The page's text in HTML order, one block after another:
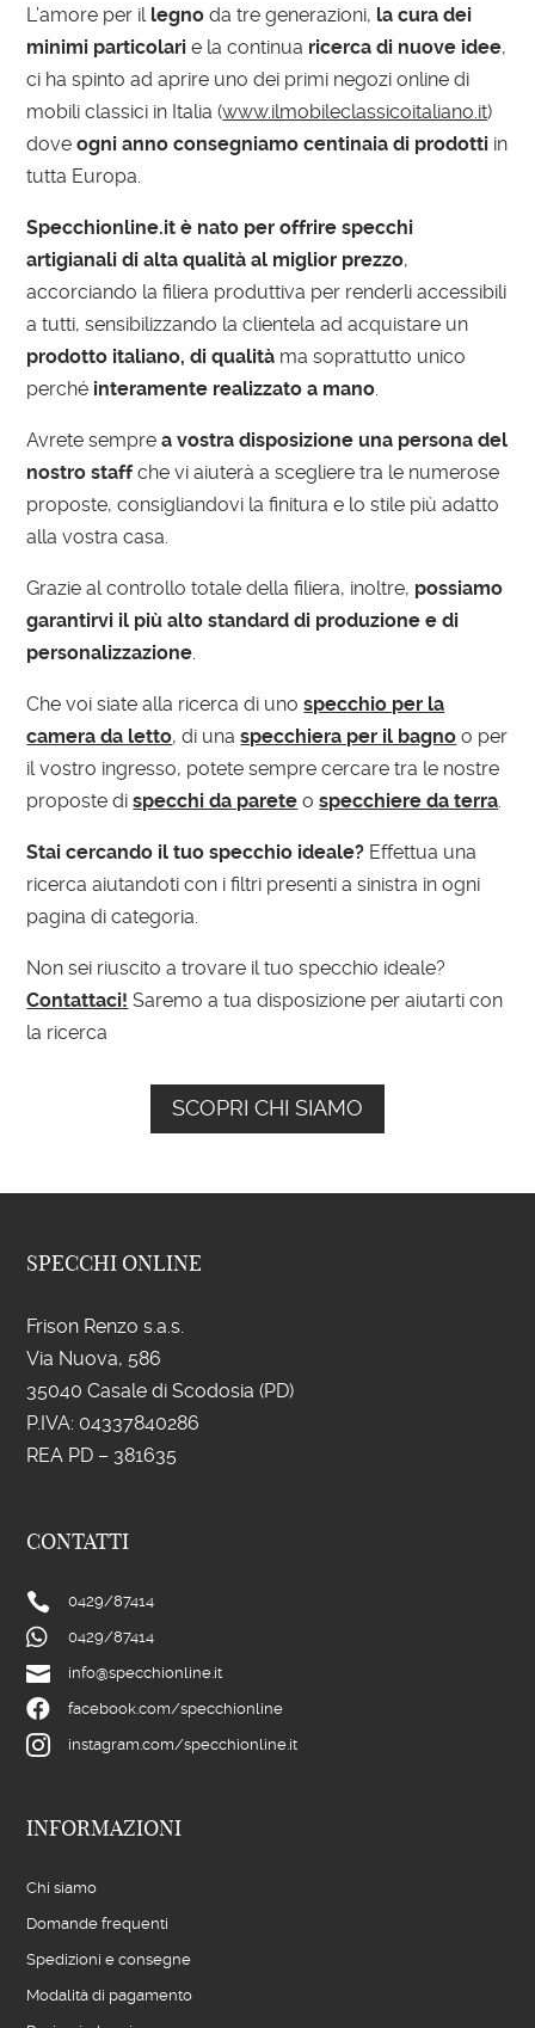
L’amore per il legno da tre generazioni, la cura dei
minimi particolari e la continua ricerca di nuove idee,
ci ha spinto ad aprire uno dei primi negozi online di
mobili classici in Italia (www.ilmobileclassicoitaliano.it)
doveogni anno consegniamo centinaia di prodotti in
tutta Europa.
Specchionline.it è nato per offrire specchi
artigianali di alta qualità al miglior prezzo,
accorciando la filiera produttiva per renderli accessibili
a tutti, sensibilizzando la clientela ad acquistare un
prodotto italiano, di qualità ma soprattutto unico
perché interamente realizzato a mano.
Avrete semprea vostra disposizione una persona del
nostro staffche vi aiuterà a scegliere tra le numerose
proposte, consigliandovi la finitura e lo stile più adatto
alla vostra casa.
Grazie al controllo totale della filiera, inoltre, possiamo
garantirvi il più alto standard di produzione e di
personalizzazione.
Che voi siate alla ricerca di unospecchio per la
camera da letto, di unaspecchiera per il bagno o per
il vostro ingresso, potete sempre cercare tra le nostre
proposte dispecchi da parete ospecchiere da terra.
Stai cercando il tuo specchio ideale? Effettua una
ricerca aiutandoti con i filtri presenti a sinistra in ogni
pagina di categoria.
Non sei riuscito a trovare il tuo specchio ideale?
Contattaci! Saremo a tua disposizione per aiutarti con
la ricerca
SCOPRI CHI SIAMO
SPECCHI ONLINE
Frison Renzo s.a.s.
Via Nuova, 586
35040 Casale di Scodosia (PD)
P.IVA: 04337840286
REA PD – 381635
CONTATTI
 0429/87414
 0429/87414
 info@specchionline.it
 facebook.com/specchionline
 instagram.com/specchionline.it
INFORMAZIONI
Chi siamo
Domande frequenti
Spedizioni e consegne
Modalità di pagamento